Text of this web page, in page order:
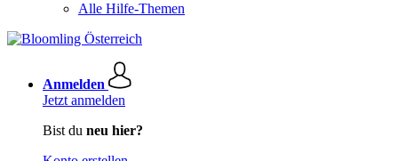
Alle Hilfe-Themen
Anmelden
Jetzt anmelden
Bist du neu hier?